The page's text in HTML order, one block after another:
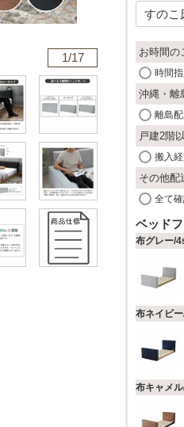
1/17
お時間の
時間
沖縄・離
離島
戸建2階
搬入
その他配
全て
ベッド
布グレー/
布ネイビ
布キャメ